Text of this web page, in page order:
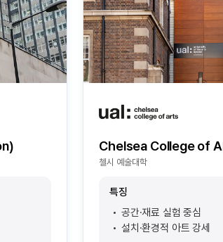
Chelsea College of
첼시 예술대학
특징
공간·재료 실험 중심
설치·환경적 아트 강세